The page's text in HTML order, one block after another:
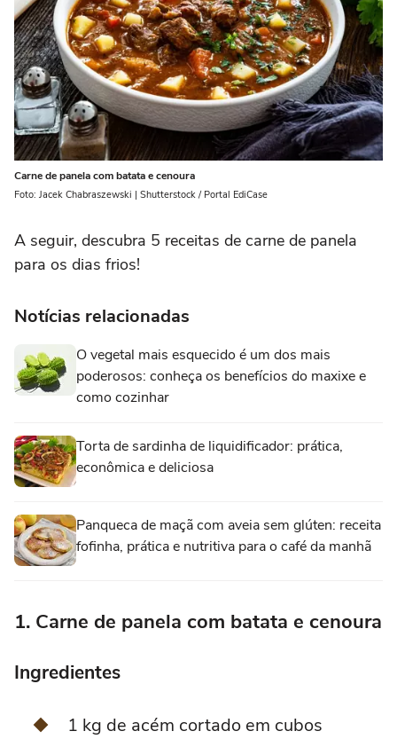
Carne de panela com batata e cenoura
Foto: Jacek Chabraszewski | Shutterstock / Portal EdiCase
A seguir, descubra 5 receitas de carne de panela
para os dias frios!
Notícias relacionadas
O vegetal mais esquecido é um dos mais
poderosos: conheça os benefícios do maxixe e
como cozinhar
Torta de sardinha de liquidificador: prática,
econômica e deliciosa
Panqueca de maçã com aveia sem glúten: receita
fofinha, prática e nutritiva para o café da manhã
1. Carne de panela com batata e cenoura
Ingredientes
1 kg de acém cortado em cubos